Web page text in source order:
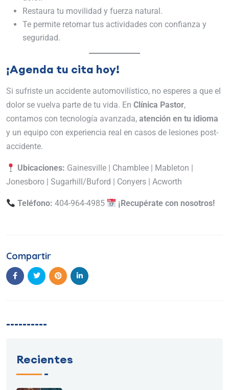
Restaura tu movilidad y fuerza natural.
Te permite retomar tus actividades con confianza y
seguridad.
¡Agenda tu cita hoy!
Si sufriste un accidente automovilístico, no esperes a que el
dolor se vuelva parte de tu vida. En Clínica Pastor,
contamos con tecnología avanzada, atención en tu idioma
y un equipo con experiencia real en casos de lesiones post-
accidente.
Ubicaciones: Gainesville | Chamblee | Mableton |
Jonesboro | Sugarhill/Buford | Conyers | Acworth
Teléfono: 404-964-4985 ¡Recupérate con nosotros!
Compartir
----------
Recientes